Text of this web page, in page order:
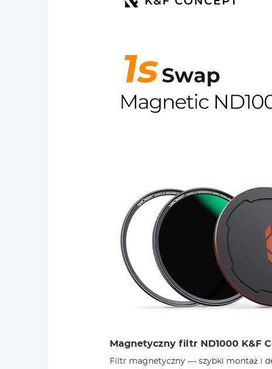
Magnetyczny filtr ND1000 K&F
Filtr magnetyczny --- szybki montaż i